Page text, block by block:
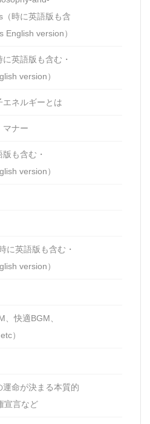
時に英語版も含
English version）
英語版も含む・
version）
ネルギーとは
マナー
も含む・
version）
に英語版も含む・
version）
快適BGM、
）
命が決まる本質的
宣言など